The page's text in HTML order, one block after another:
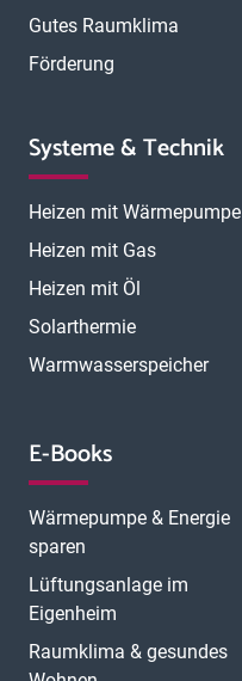
Gutes Raumklima
Förderung
Systeme & Technik
Heizen mit Wärmepumpe
Heizen mit Gas
Heizen mit Öl
Solarthermie
Warmwasserspeicher
E-Books
Wärmepumpe & Energie
sparen
Lüftungsanlage im
Eigenheim
Raumklima & gesundes